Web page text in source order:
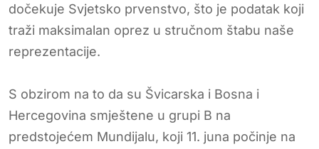
dočekuje Svjetsko prvenstvo, što je podatak koji
traži maksimalan oprez u stručnom štabu naše
reprezentacije.
S obzirom na to da su Švicarska i Bosna i
Hercegovina smještene u grupi B na
predstojećem Mundijalu, koji 11. juna počinje na